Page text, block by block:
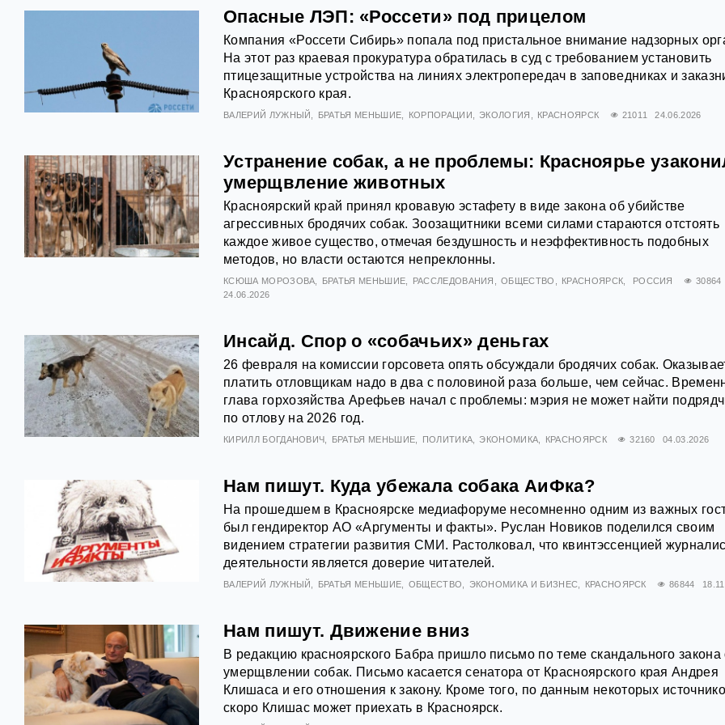
Опасные ЛЭП: «Россети» под прицелом
Компания «Россети Сибирь» попала под пристальное внимание надзорных
На этот раз краевая прокуратура обратилась в суд с требованием установить
птицезащитные устройства на линиях электропередач в заповедниках и
Красноярского края.
ВАЛЕРИЙ ЛУЖНЫЙ БРАТЬЯ МЕНЬШИЕ КОРПОРАЦИИ ЭКОЛОГИЯ КРАСНОЯРСК 21011 24.06.2026
Устранение собак, а не проблемы: Красноярье
умерщвление животных
Красноярский край принял кровавую эстафету в виде закона об убийстве
агрессивных бродячих собак. Зоозащитники всеми силами стараются отстоять
каждое живое существо, отмечая бездушность и неэффективность подобных
методов, но власти остаются непреклонны.
КСЮША МОРОЗОВА БРАТЬЯ МЕНЬШИЕ РАССЛЕДОВАНИЯ ОБЩЕСТВО КРАСНОЯРСК РОССИЯ
30864
24.06.2026
Инсайд. Спор о «собачьих» деньгах
26 февраля на комиссии горсовета опять обсуждали бродячих собак.
платить отловщикам надо в два с половиной раза больше, чем сейчас.
глава горхозяйства Арефьев начал с проблемы: мэрия не может найти
по отлову на 2026 год.
КИРИЛЛ БОГДАНОВИЧ БРАТЬЯ МЕНЬШИЕ ПОЛИТИКА ЭКОНОМИКА КРАСНОЯРСК 32160 04.03.2026
Нам пишут. Куда убежала собака АиФка?
На прошедшем в Красноярске медиафоруме несомненно одним из важных
был гендиректор АО «Аргументы и факты». Руслан Новиков поделился своим
видением стратегии развития СМИ. Растолковал, что квинтэссенцией
деятельности является доверие читателей.
ВАЛЕРИЙ ЛУЖНЫЙ БРАТЬЯ МЕНЬШИЕ ОБЩЕСТВО ЭКОНОМИКА И БИЗНЕС КРАСНОЯРСК 86844
Нам пишут. Движение вниз
В редакцию красноярского Бабра пришло письмо по теме скандального закона
умерщвлении собак. Письмо касается сенатора от Красноярского края Андрея
Клишаса и его отношения к закону. Кроме того, по данным некоторых
скоро Клишас может приехать в Красноярск.